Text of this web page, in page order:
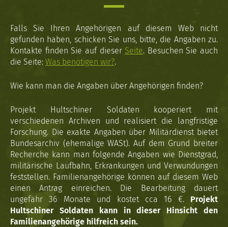
Falls Sie Ihren Angehörigen auf diesem Web nicht
gefunden haben, schicken Sie uns, bitte, die Angaben zu.
Kontakte finden Sie auf dieser Seite. Besuchen Sie auch
die Seite: Was benötigen wir?.
Wie kann man die Angaben über Angehörigen finden?
Projekt Hultschiner Soldaten kooperiert mit
verschiedenen Archiven und realisiert die langfristige
Forschung. Die exakte Angaben über Militärdienst bietet
Bundesarchiv (ehemalige WASt). Auf dem Grund breiter
Recherche kann man folgende Angaben wie Dienstgrad,
militärische Laufbahn, Erkrankungen und Verwundungen
feststellen. Familienangehörige können auf diesem Web
einen Antrag einreichen. Die Bearbeitung dauert
ungefähr 36 Monate und kostet cca 16 €. Projekt
Hultschiner Soldaten kann in dieser Hinsicht den
Familienangehörige hilfreich sein.